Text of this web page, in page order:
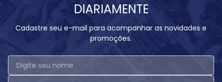
DIARIAMENTE
Cadastre seu e-mail para acompanhar as novidades e
promoções.